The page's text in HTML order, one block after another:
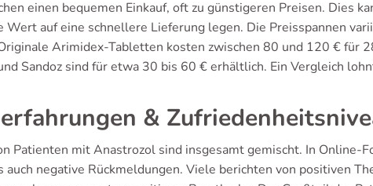
einen bequemen Einkauf, oft zu günstigeren Preisen. Dies
auf eine schnellere Lieferung legen. Die Preisspannen
Arimidex-Tabletten kosten zwischen 80 und 120 € für
Sandoz sind für etwa 30 bis 60 € erhältlich. Ein Vergleich
&
Patienten mit Anastrozol sind insgesamt gemischt. In Online-
negative Rückmeldungen. Viele berichten von positiven